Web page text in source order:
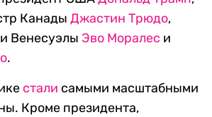
Канады Джастин Трюдо,
Венесуэлы Эво Моралес и
.
стали самыми масштабными
Кроме президента,